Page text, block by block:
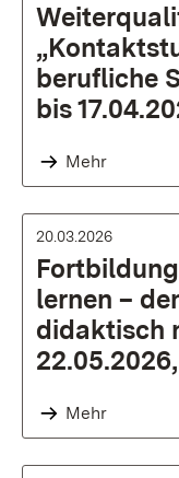
berufliche
bis
Mehr
20.03.2026
lernen –
didaktisch
Mehr